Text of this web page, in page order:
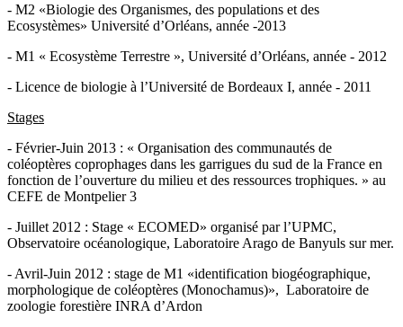
- M2 «Biologie des Organismes, des populations et des
Ecosystèmes» Université d’Orléans, année -2013
- M1 « Ecosystème Terrestre », Université d’Orléans, année - 2012
- Licence de biologie à l’Université de Bordeaux I, année - 2011
Stages
- Février-Juin 2013 : « Organisation des communautés de
coléoptères coprophages dans les garrigues du sud de la France en
fonction de l’ouverture du milieu et des ressources trophiques. » au
CEFE de Montpelier 3
- Juillet 2012 : Stage « ECOMED» organisé par l’UPMC,
Observatoire océanologique, Laboratoire Arago de Banyuls sur mer.
- Avril-Juin 2012 : stage de M1 «identification biogéographique,
morphologique de coléoptères (Monochamus)», Laboratoire de
zoologie forestière INRA d’Ardon